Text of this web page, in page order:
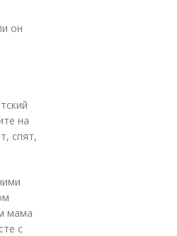
он
на
спят,
мама
с